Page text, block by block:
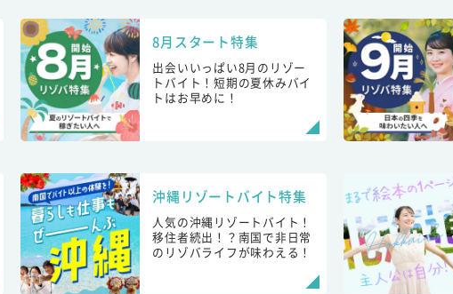
8月スタート特集
出会いいっぱい8月のリゾー
トバイト！短期の夏休みバイ
トはお早めに！
沖縄リゾートバイト特集
人気の沖縄リゾートバイト！
移住者続出！？南国で非日常
のリゾバライフが味わえる！